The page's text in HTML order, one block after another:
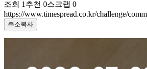
조회 1 추천 0스크랩 0
https://www.timespread.co.kr/challenge/
주소복사